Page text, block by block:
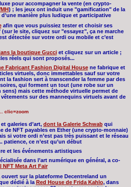
pour accompagner la vente (en crypto-
) ; les jeux ont induit une "gamification" de la
manière plus ludique et participative
afin que vous puissiez tester et choisir ses
le site, cliquez sur "essayez", ça ne marche
détectée sur votre ordi ou mobile et c’est
la boutique Gucciet cliquez sur un article ;
réels qui sont proposés...
Fabricant Fashion Digital Housene fabrique et
virtuels, donc immettables sauf sur votre
la fashion sert à transcender la femme par des
qui forment un tout (une robe sur un
sens) mais cette méthode virtuelle permet de
sur des mannequins virtuels avant de
clic=zoom
galeries d’art, dont la Galerie Schwabqui
NFT payables en Ether (une crypto-monnaie)
si votre ordi n’est pas très puissant et le réseau
ce n’est qu’un début
et les événements artistiques
dans l’art numérique en général, a co-
NFT Meta Art Fair
ouvert sur la plateforme Decentreland un
dédié à la Red House de Frida Kahlo, dans